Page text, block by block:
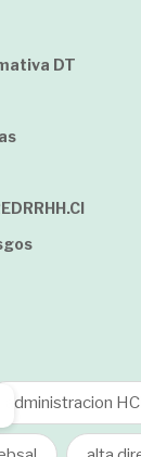
DT
administracion